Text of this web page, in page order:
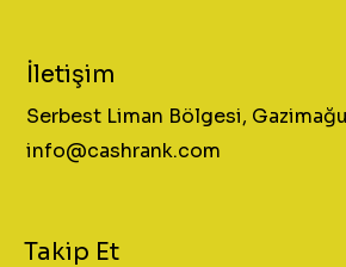
İletişim
Serbest Liman Bölgesi,
info@cashrank.com
Takip Et